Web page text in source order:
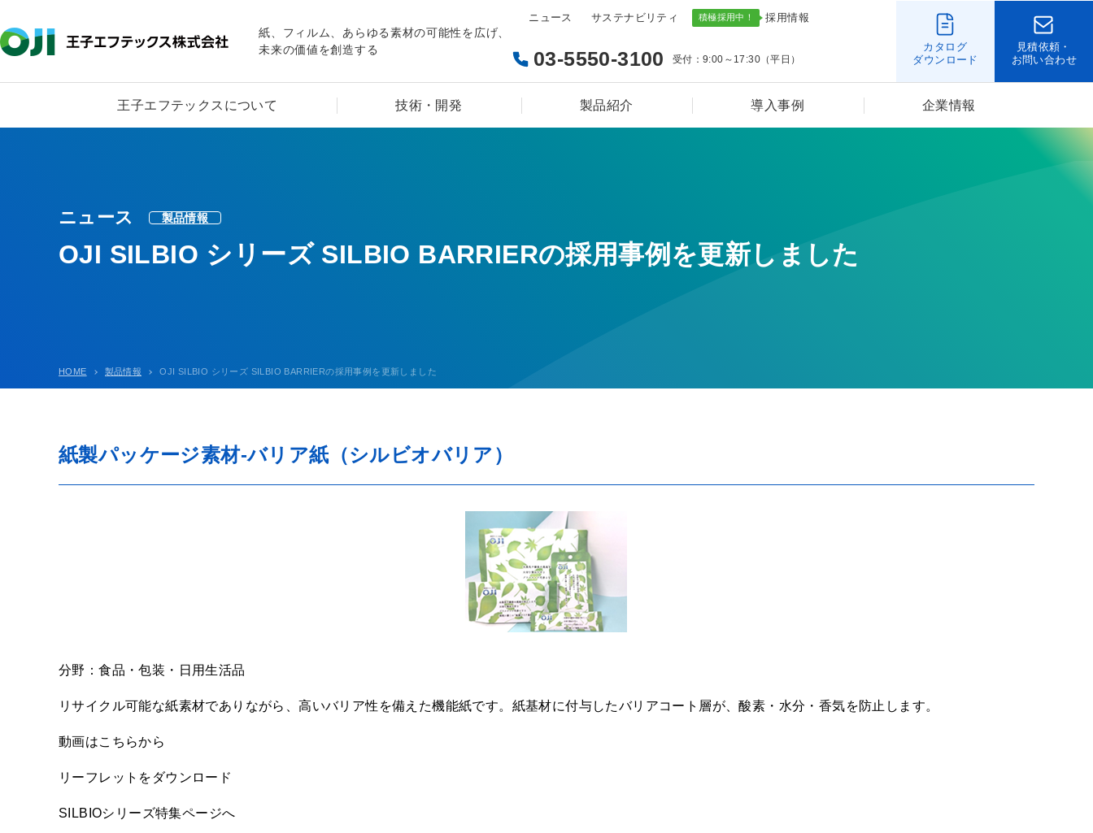
紙、フィルム、あらゆる素材の可能性を広げ、
未来の価値を創造する
ニュース サステナビリティ 採用情報
03-5550-3100 受付：9:00～17:30（平日）
カタログ
ダウンロード
見積依頼・
お問い合わせ
王子エフテックスについて 技術・開発 製品紹介 導入事例 企業情報
ニュース 製品情報
OJI SILBIO シリーズ SILBIO BARRIERの採用事例を更新しました
HOME 製品情報 OJI SILBIO シリーズ SILBIO BARRIERの採用事例を更新しました
紙製パッケージ素材-バリア紙（シルビオバリア）
分野：食品・包装・日用生活品
リサイクル可能な紙素材でありながら、高いバリア性を備えた機能紙です。紙基材に付与したバリアコート層が、酸素・水分・香気を防止します。
動画はこちらから
リーフレットをダウンロード
SILBIOシリーズ特集ページへ